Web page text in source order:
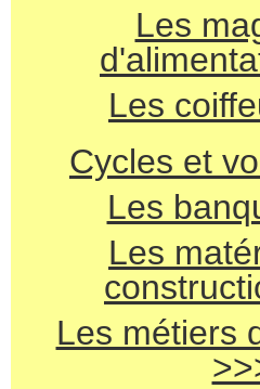
Les
Les
Cycles et
Les
Les
Les métiers